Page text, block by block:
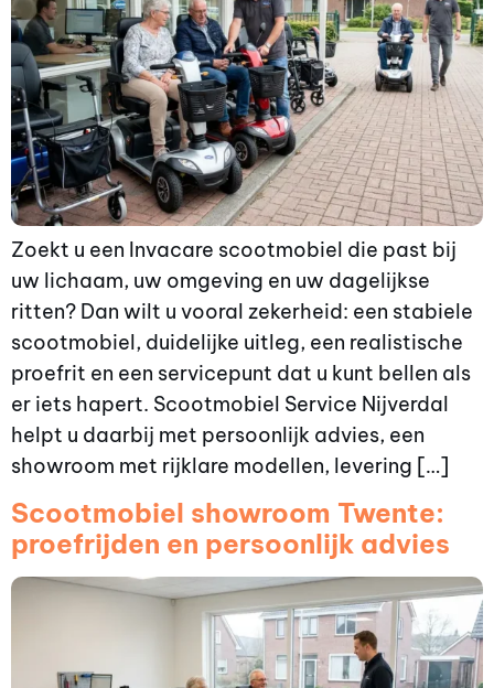
Zoekt u een Invacare scootmobiel die past bij
uw lichaam, uw omgeving en uw dagelijkse
ritten? Dan wilt u vooral zekerheid: een stabiele
scootmobiel, duidelijke uitleg, een realistische
proefrit en een servicepunt dat u kunt bellen als
er iets hapert. Scootmobiel Service Nijverdal
helpt u daarbij met persoonlijk advies, een
showroom met rijklare modellen, levering […]
Scootmobiel showroom Twente:
proefrijden en persoonlijk advies